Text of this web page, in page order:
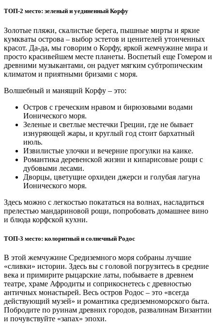
ТОП-2 место: зеленый и уединенный Корфу
Золотые пляжи, скалистые берега, пышные мирты и яркие
кумкваты острова – выбор эстетов и ценителей утонченных
красот. Да-да, мы говорим о Корфу, яркой жемчужине мира и
просто красивейшем месте планеты. Воспетый еще Гомером и
древними музыкантами, он радует мягким субтропическим
климатом и приятными бризами с моря.
Волшебный и манящий Корфу – это:
Остров с греческим нравом и бирюзовыми водами
Ионического моря.
Зеленые и светлые местечки Греции, где не бывает
изнуряющей жары, и круглый год стоит бархатный
июль.
Извилистые улочки и вечерние прогулки на каике.
Романтика деревенской жизни и кипарисовые рощи с
дубовыми лесами.
Дворцы, цветущие орхидеи джерси и голубая лагуна
Ионического моря.
Здесь можно с легкостью покататься на волнах, насладиться
прелестью мандариновой рощи, попробовать домашнее вино
и блюда корфской кухни.
ТОП-3 место: колоритный и солнечный Родос
В этой жемчужине Средиземного моря собраны лучшие
«сливки» истории. Здесь вы с головой погрузитесь в средние
века и примирите рыцарские латы, побываете в древнем
театре, храме Афродиты и соприкоснетесь с древностью
античных монастырей. Весь остров Родос – это «всегда
действующий музей» и романтика средиземноморского быта.
Побродите по руинам древних городов, развалинам Византии
и почувствуйте «запах» эпохи.